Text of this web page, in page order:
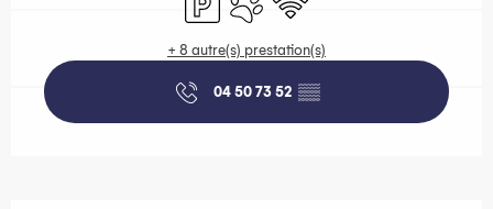
+ 8 autre(s) prestation(s)
04 50 73 52 ▒▒